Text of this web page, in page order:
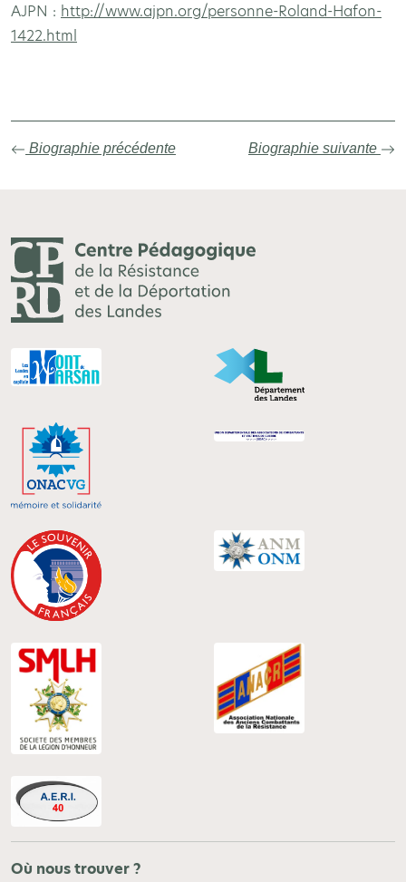
AJPN : http://www.ajpn.org/personne-Roland-Hafon-
1422.html
Biographie précédente Biographie suivante
Où nous trouver ?